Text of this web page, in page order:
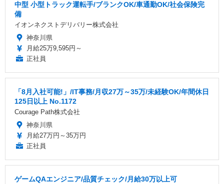
中型 小型トラック運転手/ブランクOK/車通勤OK/社会保険完
備
イオンネクストデリバリー株式会社
神奈川県
月給25万9,595円～
正社員
「8月入社可能!」/IT事務/月収27万～35万/未経験OK/年間休日
125日以上 No.1172
Courage Path株式会社
神奈川県
月給27万円～35万円
正社員
ゲームQAエンジニア/品質チェック/月給30万以上可